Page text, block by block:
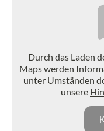
Durch das Laden
Maps werden
unter Umständen
unsere